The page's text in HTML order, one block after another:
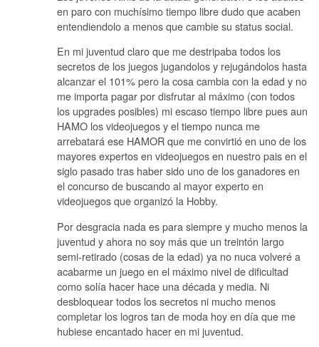
en paro con muchísimo tiempo libre dudo que acaben
entendiendolo a menos que cambie su status social.
En mi juventud claro que me destripaba todos los
secretos de los juegos jugandolos y rejugándolos hasta
alcanzar el 101% pero la cosa cambia con la edad y no
me importa pagar por disfrutar al máximo (con todos
los upgrades posibles) mi escaso tiempo libre pues aun
HAMO los videojuegos y el tiempo nunca me
arrebatará ese HAMOR que me convirtió en uno de los
mayores expertos en videojuegos en nuestro pais en el
siglo pasado tras haber sido uno de los ganadores en
el concurso de buscando al mayor experto en
videojuegos que organizó la Hobby.
Por desgracia nada es para siempre y mucho menos la
juventud y ahora no soy más que un treintón largo
semi-retirado (cosas de la edad) ya no nuca volveré a
acabarme un juego en el máximo nivel de dificultad
como solía hacer hace una década y media. Ni
desbloquear todos los secretos ni mucho menos
completar los logros tan de moda hoy en día que me
hubiese encantado hacer en mi juventud.